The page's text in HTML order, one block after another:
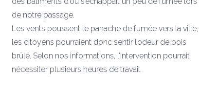
de notre passage.
Les vents poussent le panache de fumée vers la ville,
les citoyens pourraient donc sentir l’odeur de bois
brûlé. Selon nos informations, l’intervention pourrait
nécessiter plusieurs heures de travail.